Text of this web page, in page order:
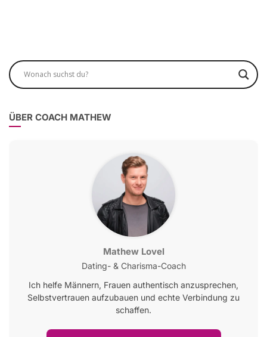
ÜBER COACH MATHEW
Mathew Lovel
Dating- & Charisma-Coach
Ich helfe Männern, Frauen authentisch anzusprechen,
Selbstvertrauen aufzubauen und echte Verbindung zu
schaffen.